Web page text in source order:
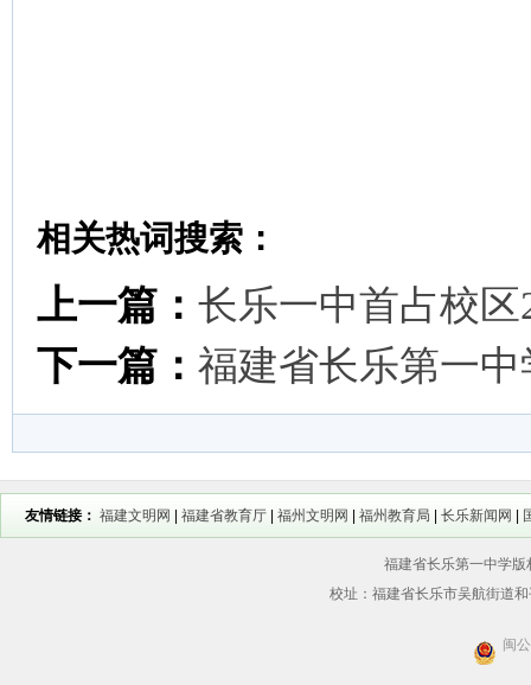
相关热词搜索：
上一篇： 长乐一中首占校
下一篇： 福建省长乐第一
友情链接： 福建文明网 福建省教育厅 福州文明网 福州教育局 长乐新闻网
福建省长乐第一中学
校址：福建省长乐市吴航街道
闽